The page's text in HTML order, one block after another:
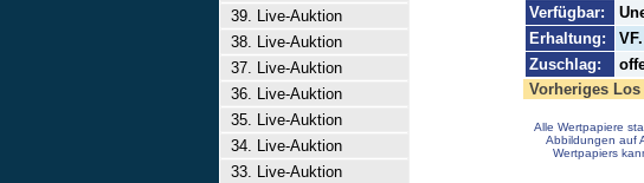
39. Live-Auktion
38. Live-Auktion
37. Live-Auktion
36. Live-Auktion
35. Live-Auktion
34. Live-Auktion
33. Live-Auktion
Verfügbar:
Erhaltung:
VF.
Zuschlag:
Vorheriges Los
Alle Wertpapiere
Abbildungen auf
Wertpapiers